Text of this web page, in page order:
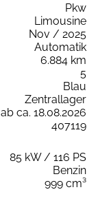
Pkw
Limousine
Nov / 2025
Automatik
6.884 km
5
Blau
Zentrallager
ab ca. 18.08.2026
407119
85 kW / 116 PS
Benzin
999 cm³